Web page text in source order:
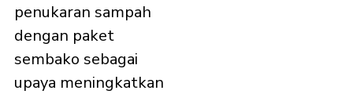
penukaran sampah
dengan paket
sembako sebagai
upaya meningkatkan